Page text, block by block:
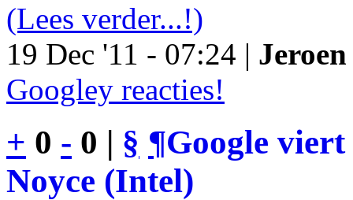
(Lees verder...!)
19 Dec '11 - 07:24 |
Googley reacties!
+ 0 - 0 | § ¶Google
Noyce (Intel)